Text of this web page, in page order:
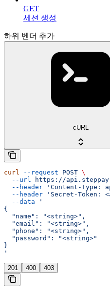
GET
세션 생성
하위 벤더 추가
cURL
curl --request POST \
  --url
https://
  --header
'Content-Type:
  --header
'Secret-Token:
  --data
'
{
  "name": "<string>",
  "email": "<string>",
  "phone": "<string>",
  "password": "<string>"
}
'
201 400 403